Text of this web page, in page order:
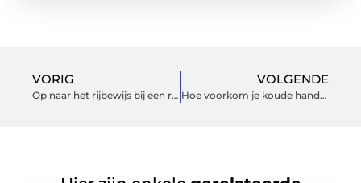
VORIG
Op naar het rijbewijs bij een rijschool in Limburg
VOLGENDE
Hoe voorkom je koude handen op je fiets?